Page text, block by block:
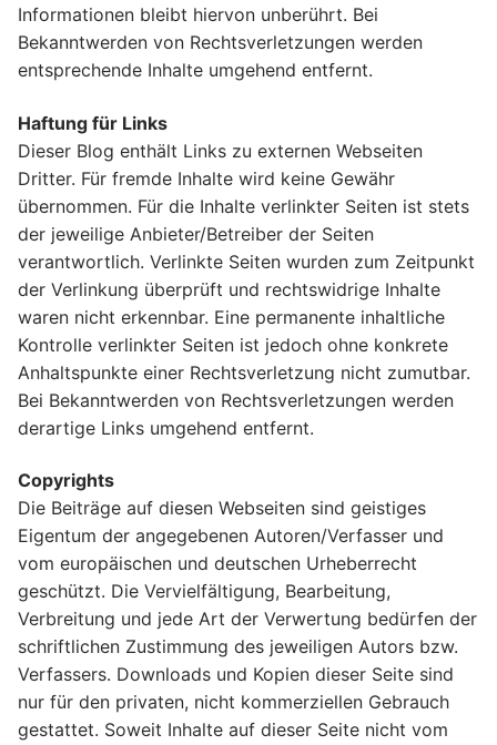
Informationen bleibt hiervon unberührt. Bei
Bekanntwerden von Rechtsverletzungen werden
entsprechende Inhalte umgehend entfernt.
Haftung für Links
Dieser Blog enthält Links zu externen Webseiten
Dritter. Für fremde Inhalte wird keine Gewähr
übernommen. Für die Inhalte verlinkter Seiten ist stets
der jeweilige Anbieter/Betreiber der Seiten
verantwortlich. Verlinkte Seiten wurden zum Zeitpunkt
der Verlinkung überprüft und rechtswidrige Inhalte
waren nicht erkennbar. Eine permanente inhaltliche
Kontrolle verlinkter Seiten ist jedoch ohne konkrete
Anhaltspunkte einer Rechtsverletzung nicht zumutbar.
Bei Bekanntwerden von Rechtsverletzungen werden
derartige Links umgehend entfernt.
Copyrights
Die Beiträge auf diesen Webseiten sind geistiges
Eigentum der angegebenen Autoren/Verfasser und
vom europäischen und deutschen Urheberrecht
geschützt. Die Vervielfältigung, Bearbeitung,
Verbreitung und jede Art der Verwertung bedürfen der
schriftlichen Zustimmung des jeweiligen Autors bzw.
Verfassers. Downloads und Kopien dieser Seite sind
nur für den privaten, nicht kommerziellen Gebrauch
gestattet. Soweit Inhalte auf dieser Seite nicht vom